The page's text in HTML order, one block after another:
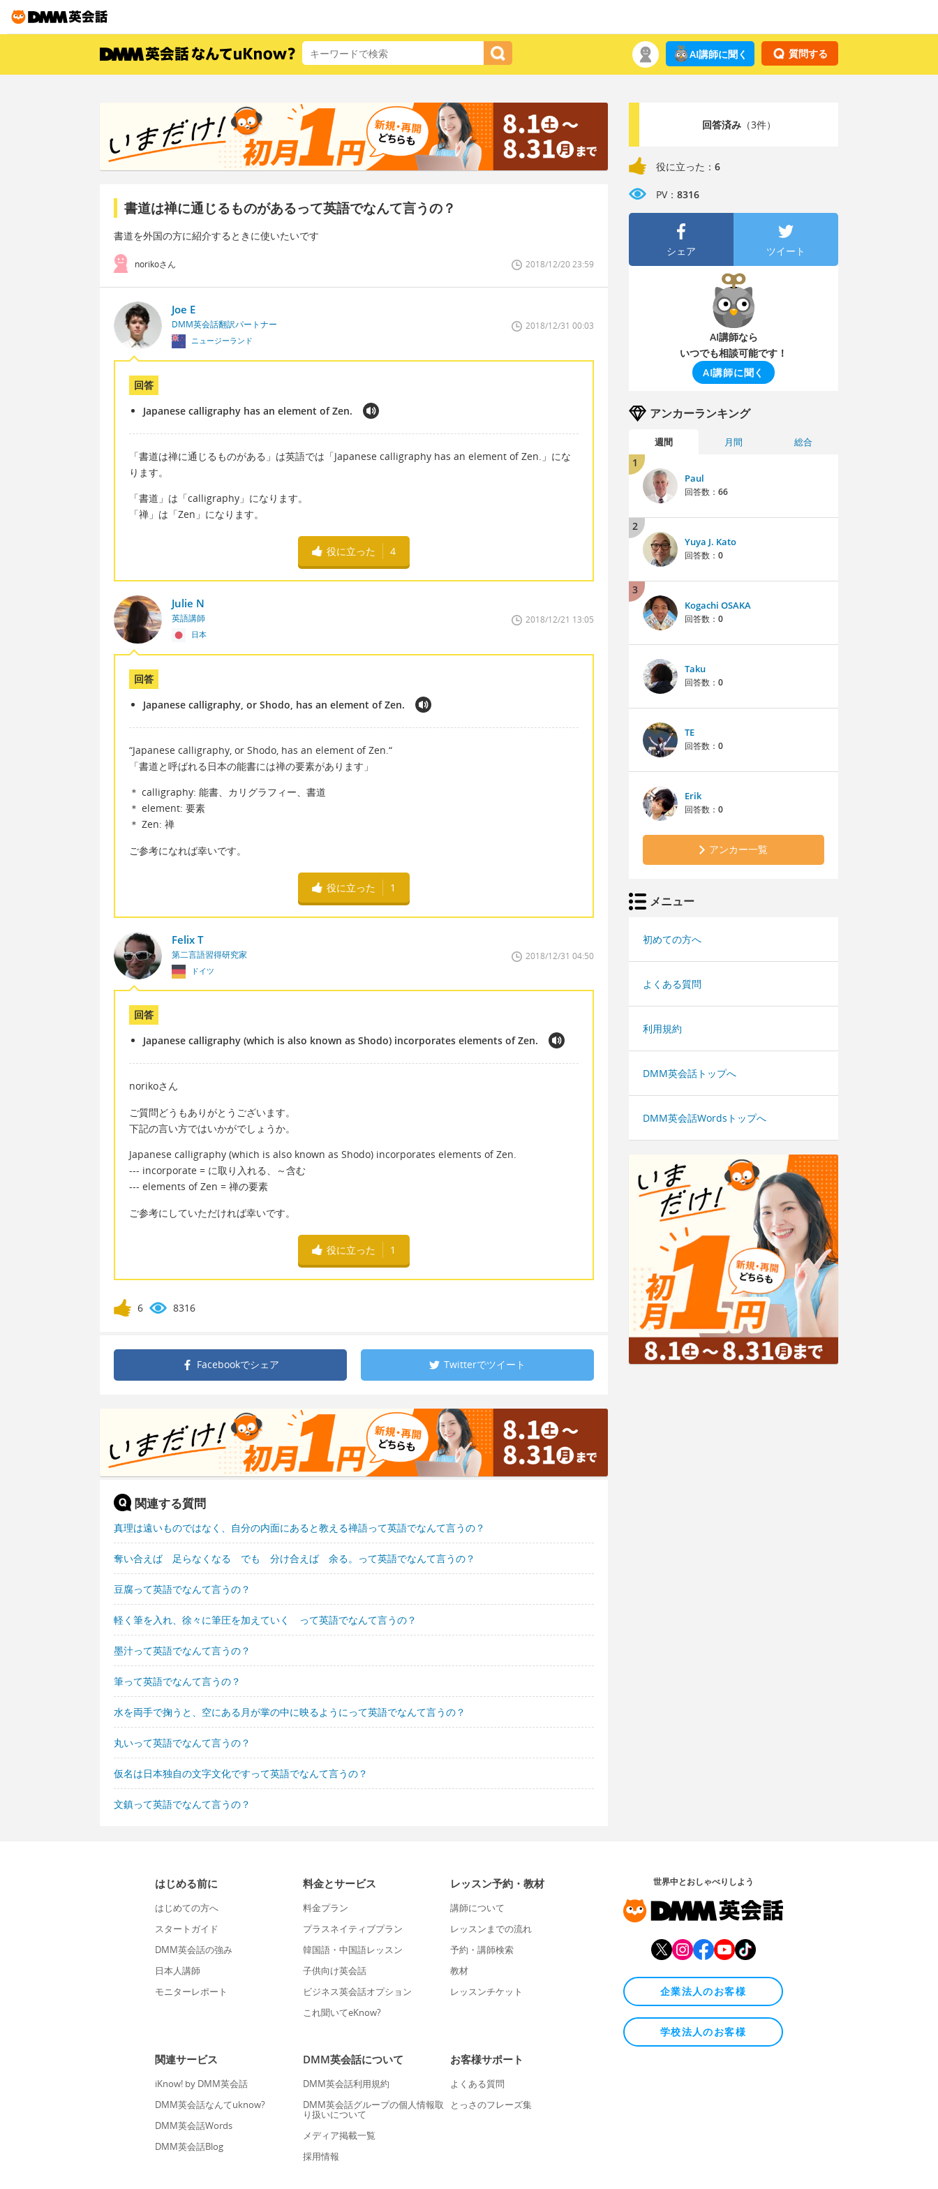
質問する
AI講師に聞く
書道は禅に通じるものがあるって英語でなんて言うの？
書道を外国の方に紹介するときに使いたいです
norikoさん 2018/12/20 23:59
Joe E
DMM英会話翻訳パートナー
ニュージーランド
2018/12/31 00:03
回答
Japanese calligraphy has an element of Zen.
「書道は禅に通じるものがある」は英語では「Japanese calligraphy has an element of Zen.」にな
ります。
「書道」は「calligraphy」になります。
「禅」は「Zen」になります。
役に立った 4
Julie N
英語講師
日本
2018/12/21 13:05
回答
Japanese calligraphy, or Shodo, has an element of Zen.
“Japanese calligraphy, or Shodo, has an element of Zen.“
「書道と呼ばれる日本の能書には禅の要素があります」
＊ calligraphy: 能書、カリグラフィー、書道
＊ element: 要素
＊ Zen: 禅
ご参考になれば幸いです。
役に立った 1
Felix T
第二言語習得研究家
ドイツ
2018/12/31 04:50
回答
Japanese calligraphy (which is also known as Shodo) incorporates elements of Zen.
norikoさん
ご質問どうもありがとうございます。
下記の言い方ではいかがでしょうか。
Japanese calligraphy (which is also known as Shodo) incorporates elements of Zen.
--- incorporate = に取り入れる、～含む
--- elements of Zen = 禅の要素
ご参考にしていただければ幸いです。
役に立った 1
6 8316
Facebookでシェア Twitterでツイート
関連する質問
真理は遠いものではなく、自分の内面にあると教える禅語って英語でなんて言うの？
奪い合えば 足らなくなる でも 分け合えば 余る。って英語でなんて言うの？
豆腐って英語でなんて言うの？
軽く筆を入れ、徐々に筆圧を加えていく って英語でなんて言うの？
墨汁って英語でなんて言うの？
筆って英語でなんて言うの？
水を両手で掬うと、空にある月が掌の中に映るようにって英語でなんて言うの？
丸いって英語でなんて言うの？
仮名は日本独自の文字文化ですって英語でなんて言うの？
文鎮って英語でなんて言うの？
回答済み（3件）
役に立った： 6
PV： 8316
シェア ツイート
AI講師なら
いつでも相談可能です！
AI講師に聞く
アンカーランキング
週間 月間 総合
1
Paul
回答数： 66
2
Yuya J. Kato
回答数： 0
3
Kogachi OSAKA
回答数： 0
Taku
回答数： 0
TE
回答数： 0
Erik
回答数： 0
アンカー一覧
メニュー
初めての方へ
よくある質問
利用規約
DMM英会話トップへ
DMM英会話Wordsトップへ
はじめる前に
はじめての方へ
スタートガイド
DMM英会話の強み
日本人講師
モニターレポート
料金とサービス
料金プラン
プラスネイティブプラン
韓国語・中国語レッスン
子供向け英会話
ビジネス英会話オプション
これ聞いてeKnow?
レッスン予約・教材
講師について
レッスンまでの流れ
予約・講師検索
教材
レッスンチケット
関連サービス
iKnow! by DMM英会話
DMM英会話なんてuknow?
DMM英会話Words
DMM英会話Blog
DMM英会話について
DMM英会話利用規約
DMM英会話グループの個人情報取
り扱いについて
メディア掲載一覧
採用情報
お客様サポート
よくある質問
とっさのフレーズ集
世界中とおしゃべりしよう
企業法人のお客様
学校法人のお客様